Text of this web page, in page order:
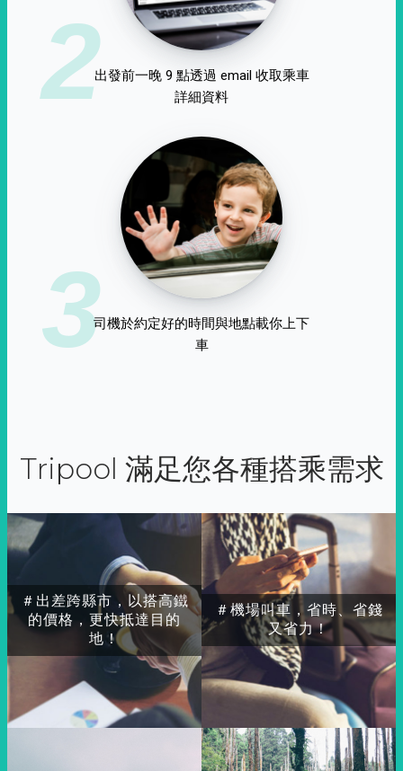
2出發前一晚 9 點透過 email 收取乘車
詳細資料
3司機於約定好的時間與地點載你上下
車
Tripool 滿足您各種搭乘需求
＃出差跨縣市，以搭高鐵
的價格，更快抵達目的
地！
＃機場叫車，省時、省錢
又省力！